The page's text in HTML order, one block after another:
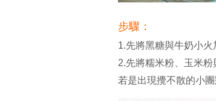
步驟：
1.先將黑糖與牛奶小
2.先將糯米粉、玉米
若是出現攪不散的小